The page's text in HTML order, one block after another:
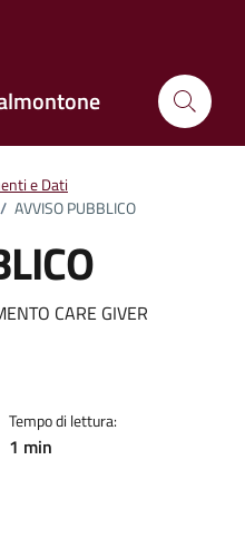
e Dati
/ AVVISO PUBBLICO
CARE GIVER
Tempo di lettura:
1 min